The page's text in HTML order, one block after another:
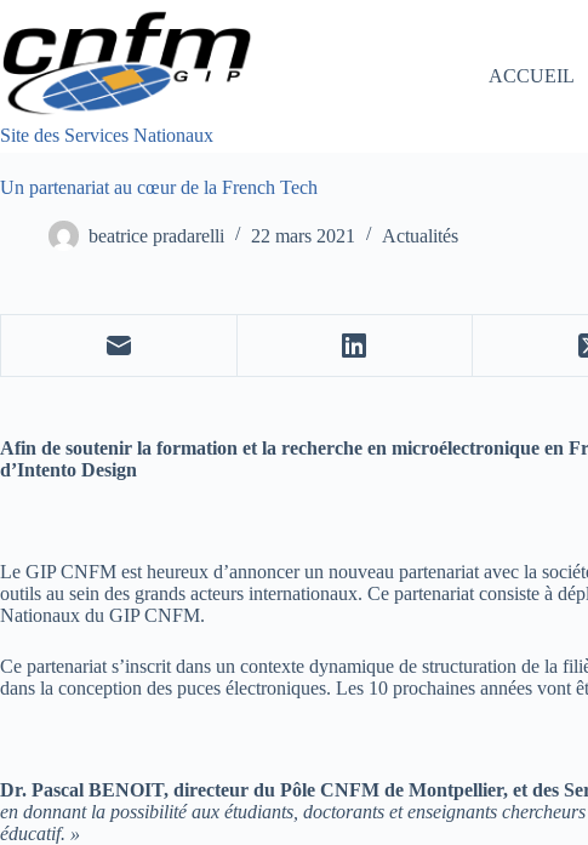
au
contenu
Site des Services Nationaux
ACCUEIL
Un partenariat au cœur de la French Tech
beatrice pradarelli 22 mars 2021 Actualités
Afin de soutenir la formation et la recherche en microélectronique en
d’Intento Design
Le GIP CNFM est heureux d’annoncer un nouveau partenariat avec la
outils au sein des grands acteurs internationaux. Ce partenariat consiste à
Nationaux du GIP CNFM.
Ce partenariat s’inscrit dans un contexte dynamique de structuration de la
dans la conception des puces électroniques. Les 10 prochaines années vont
Dr. Pascal BENOIT, directeur du Pôle CNFM de Montpellier, et des
en donnant la possibilité aux étudiants, doctorants et enseignants
éducatif. »